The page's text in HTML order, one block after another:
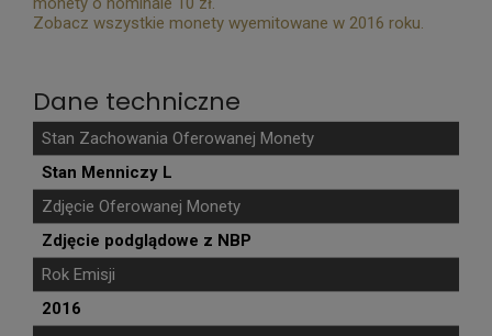
Zobacz wszystkie monety wyemitowane w 2016 roku.
Dane techniczne
Stan Zachowania Oferowanej Monety
Stan Menniczy L
Zdjęcie Oferowanej Monety
Zdjęcie podglądowe z NBP
Rok Emisji
2016